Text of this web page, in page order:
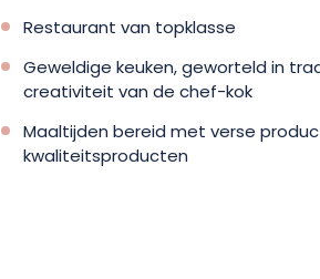
Restaurant van topklasse
Geweldige keuken, geworteld in
creativiteit van de chef-kok
Maaltijden bereid met verse
kwaliteitsproducten